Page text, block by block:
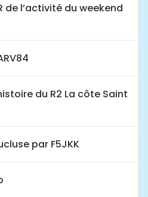
de l’activité du weekend
du R2 La côte Saint
par F5JKK